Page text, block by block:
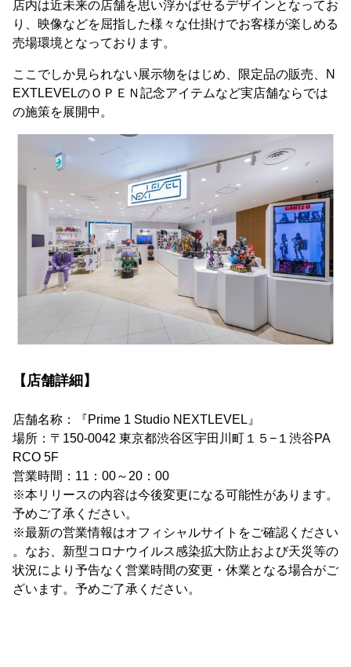
店内は近未来の店舗を思い浮かばせるデザインとなってお
り、映像などを屈指した様々な仕掛けでお客様が楽しめる
売場環境となっております。
ここでしか見られない展示物をはじめ、限定品の販売、N
EXTLEVELのＯＰＥＮ記念アイテムなど実店舗ならでは
の施策を展開中。
【店舗詳細】
店舗名称：『Prime 1 Studio NEXTLEVEL』
場所：〒150-0042 東京都渋谷区宇田川町１５−１渋谷PA
RCO 5F
営業時間：11：00～20：00
※本リリースの内容は今後変更になる可能性があります。
予めご了承ください。
※最新の営業情報はオフィシャルサイトをご確認ください
。なお、新型コロナウイルス感染拡大防止および天災等の
状況により予告なく営業時間の変更・休業となる場合がご
ざいます。予めご了承ください。